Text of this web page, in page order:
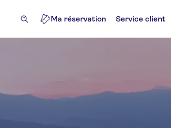
Ma réservation Service client